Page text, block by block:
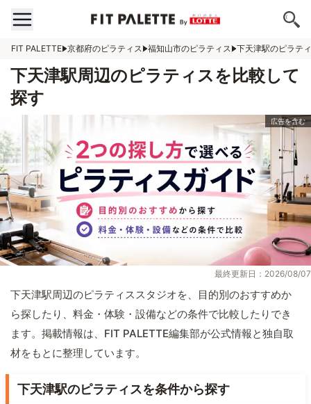
FIT PALETTE 京都府のピラティス 福知山市のピラティス 下天津駅のピラテ
下天津駅周辺のピラティスを比較して
探す
最終更新日：2026/08/07
下天津駅周辺のピラティススタジオを、目的別のおすすめか
ら探したり、料金・体験・設備などの条件で比較したりでき
ます。掲載情報は、FIT PALETTE編集部が公式情報と独自取
材をもとに整理しています。
下天津駅のピラティスを条件から探す